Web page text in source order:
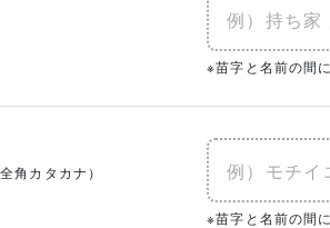
※苗字と名前の間
全角カタカナ）
※苗字と名前の間